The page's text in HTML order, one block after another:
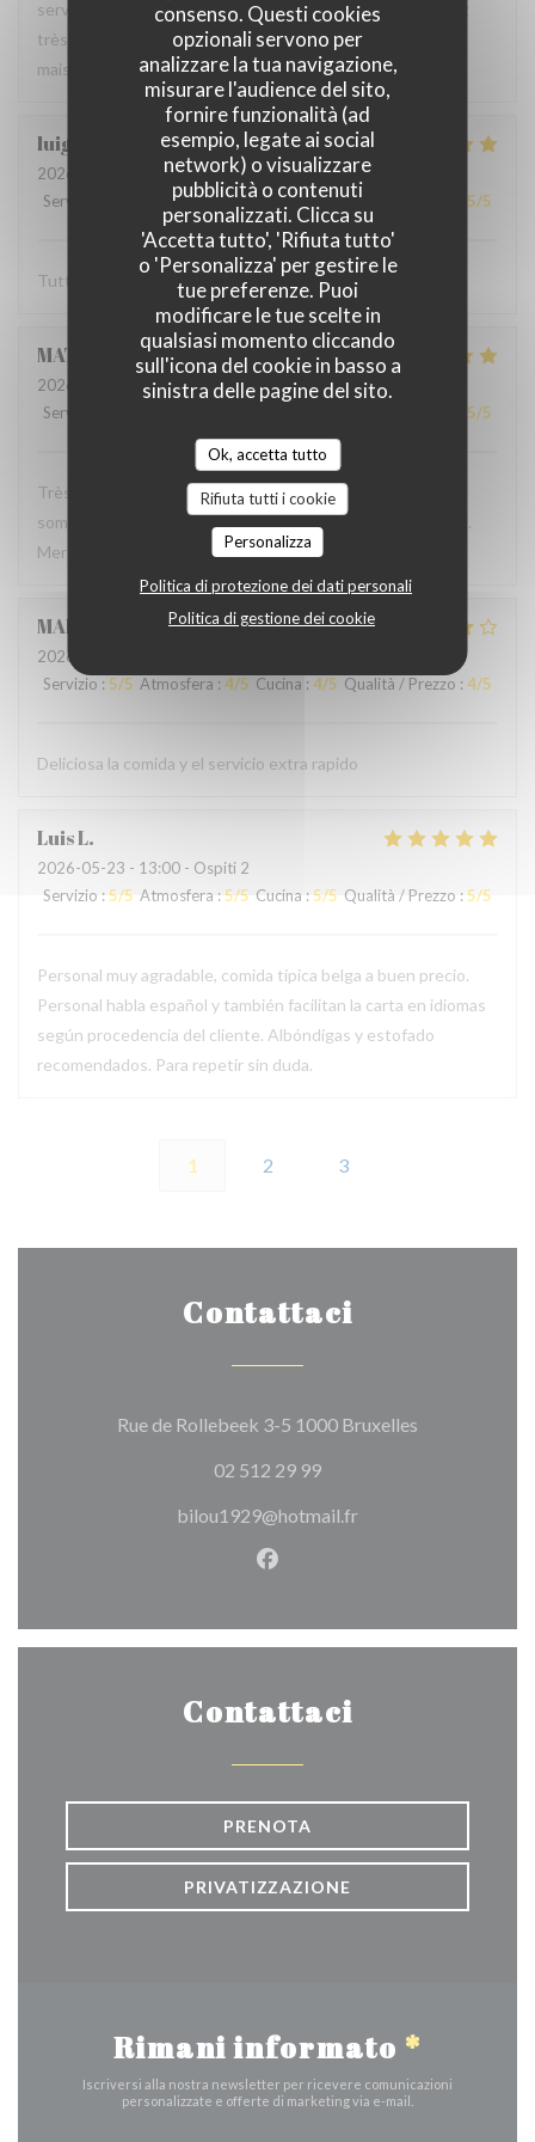
consenso. Questi cookies
opzionali servono per
analizzare la tua navigazione,
misurare l'audience del sito,
fornire funzionalità (ad
esempio, legate ai social
network) o visualizzare
pubblicità o contenuti
personalizzati. Clicca su
'Accetta tutto', 'Rifiuta tutto'
o 'Personalizza' per gestire le
tue preferenze. Puoi
modificare le tue scelte in
qualsiasi momento cliccando
sull'icona del cookie in basso a
sinistra delle pagine del sito.
Ok, accetta tutto
Rifiuta tutti i cookie
Personalizza
Politica di protezione dei dati personali
Politica di gestione dei cookie
serveur très agréable, les plats sont bien servis et surtout
très bons. Mention spéciale pour la mousse au chocolat
maison !
luigi
2026-06-07
- 14:30 - Ospiti 2
Servizio
Atmosfera: 5/5 Cucina: 5/5 Qualità / Prezzo 5/5
Tutto molto buono. Carbonade buonissima
MATHIEU
2026-06-07
- 19:00 - Ospiti 2
Servizio
5/5
Très bonne soirée dans cet établissement où nous nous
sommes régalés avec des plats authentiques de Bruxelles.
Merci à l'accueil ainsi qu'au service sans fausse note
MARCELA
2026-05-24
Servizio : 5/5 Atmosfera : 4/5 Cucina : 4/5 Qualità / Prezzo : 4/5
Deliciosa la comida y el servicio extra rapido
LuisL
2026-05-23 - 13:00 - Ospiti 2
Servizio :5/5 Atmosfera :5/5 Cucina :5/5 Qualità / Prezzo :5/5
Personal muy agradable, comida típica belga a buen precio.
Personal habla español y también facilitan la carta en idiomas
según procedencia del cliente. Albóndigas y estofado
recomendados. Para repetir sin duda.
1 2 3
Contattaci
Rue de Rollebeek 3-5 1000 Bruxelles
02 512 29 99
bilou1929@hotmail.fr
Facebook ((apre una nuova
Contattaci
PRENOTA
PRIVATIZZAZIONE
Rimani informato *
Iscriversi alla nostra newsletter per ricevere comunicazioni
personalizzate e offerte di marketing via e-mail.